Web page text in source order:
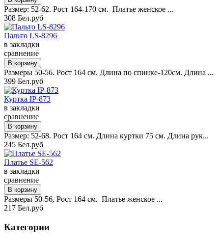
Размер: 52-62. Рост 164-170 см. Платье женское ...
308 Бел.руб
Пальто LS-8296
в закладки
сравнение
Размеры 50-56. Рост 164 см. Длина по спинке-120см. Длина ...
399 Бел.руб
Куртка IP-873
в закладки
сравнение
Размер: 52-68. Рост 164 см. Длина куртки 75 см. Длина рук...
245 Бел.руб
Платье SE-562
в закладки
сравнение
Размеры 50-56, Рост 164 см. Платье женское ...
217 Бел.руб
Категории